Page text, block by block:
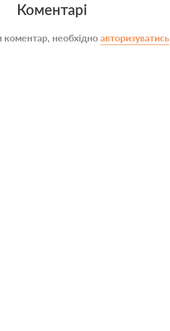
Коментарі
необхідно авторизуватись